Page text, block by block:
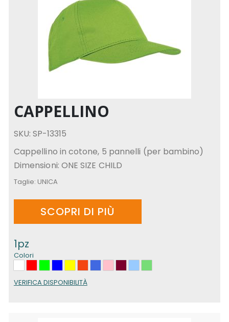
CAPPELLINO
SKU: SP-13315
Cappellino in cotone, 5 pannelli (per bambino)
Dimensioni: ONE SIZE CHILD
Taglie: UNICA
SCOPRI DI PIÙ
1pz
Colori
VERIFICA DISPONIBILITÀ